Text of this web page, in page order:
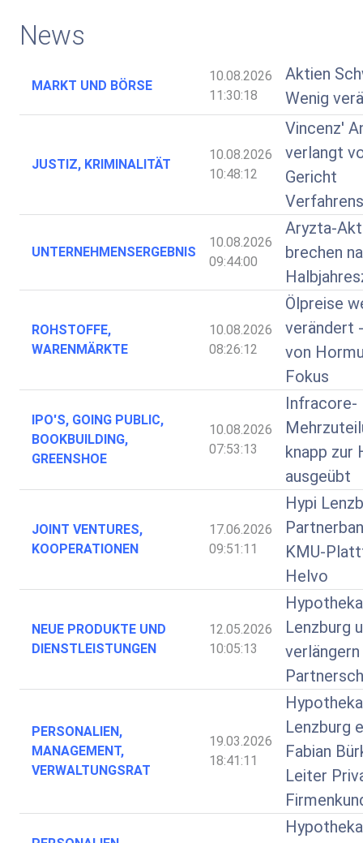
News
MARKT UND BÖRSE
10.08.2026
11:30:18
Aktien
Wenig
JUSTIZ, KRIMINALITÄT
10.08.2026
10:48:12
Vincenz'
verlangt
Gericht
UNTERNEHMENSERGEBNIS
10.08.2026
09:44:00
Aryzta-
brechen
ROHSTOFFE,
WARENMÄRKTE
10.08.2026
08:26:12
Ölpreise
verändert
von
Fokus
IPO'S, GOING PUBLIC,
BOOKBUILDING,
GREENSHOE
10.08.2026
07:53:13
Infracore-
knapp zur
ausgeübt
JOINT VENTURES,
KOOPERATIONEN
17.06.2026
09:51:11
Hypi
KMU-
Helvo
NEUE PRODUKTE UND
DIENSTLEISTUNGEN
12.05.2026
10:05:13
Lenzburg
verlängern
PERSONALIEN,
MANAGEMENT,
VERWALTUNGSRAT
19.03.2026
18:41:11
Lenzburg
Fabian
Leiter